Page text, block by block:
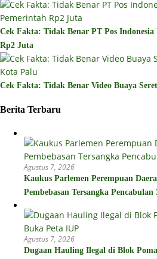
Cek Fakta: Tidak Benar PT Pos
Rp2 Juta
Cek Fakta: Tidak Benar Video Buaya
Berita Terbaru
Agustus 7, 2026
Kaukus Parlemen Perempuan
Pembebasan Tersangka Pencabulan
Agustus 7, 2026
Dugaan Hauling Ilegal di Blok